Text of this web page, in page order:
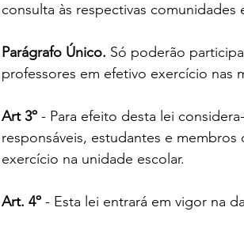
consulta às respectivas comunidades
Parágrafo Único. Só poderão
professores em efetivo exercício nas
Art 3º - Para efeito desta lei
responsáveis, estudantes e
exercício na unidade escolar.
Art. 4º - Esta lei entrará em vigor na